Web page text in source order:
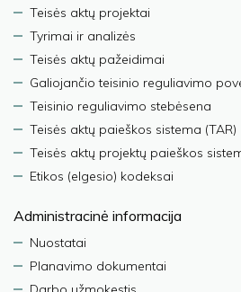
Teisės aktų projektai
Tyrimai ir analizės
Teisės aktų pažeidimai
Galiojančio teisinio reguliavimo
Teisinio reguliavimo stebėsena
Teisės aktų paieškos sistema (TAR)
Teisės aktų projektų paieškos
Etikos (elgesio) kodeksai
Administracinė informacija
Nuostatai
Planavimo dokumentai